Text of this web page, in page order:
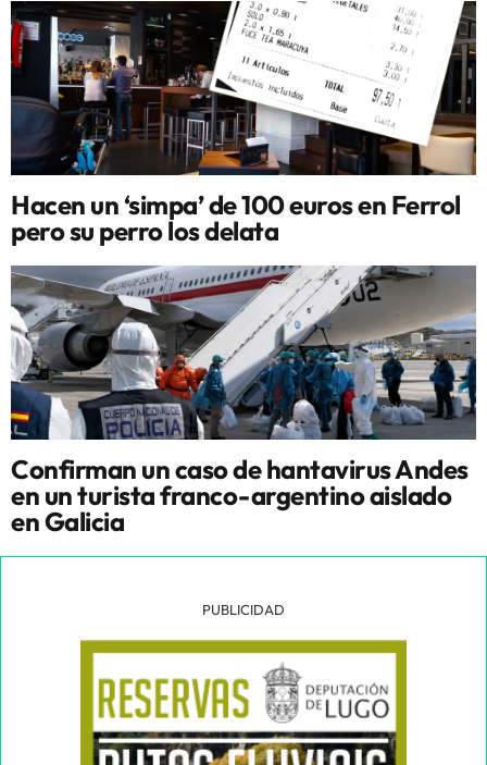
Hacen un ‘simpa’ de 100 euros en Ferrol
pero su perro los delata
Confirman un caso de hantavirus Andes
en un turista franco-argentino aislado
en Galicia
PUBLICIDAD